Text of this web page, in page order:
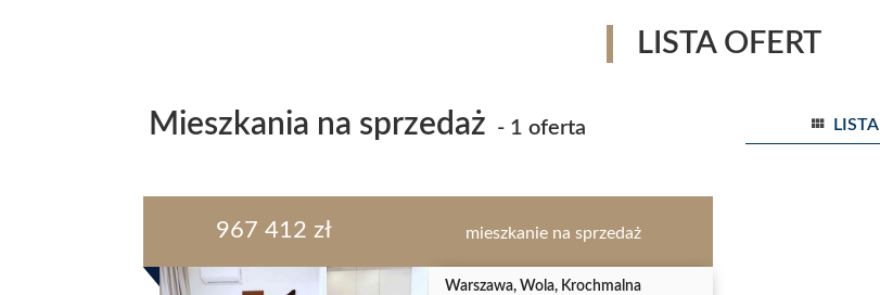
LISTA OFERT
Mieszkania na sprzedaż - 1 oferta LISTA
967 412 zł mieszkanie na sprzedaż
Warszawa, Wola, Krochmalna